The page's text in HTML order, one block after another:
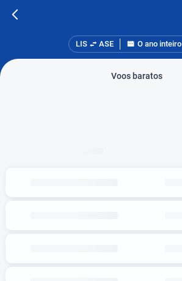
LIS ASE O ano inteiro
Voos baratos